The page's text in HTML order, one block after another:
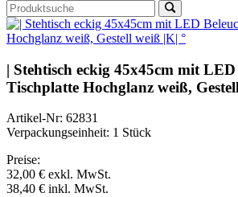
| Stehtisch eckig 45x45cm mit
Tischplatte Hochglanz weiß,
Artikel-Nr: 62831
Verpackungseinheit: 1 Stück
Preise:
32,00 € exkl. MwSt.
38,40 € inkl. MwSt.